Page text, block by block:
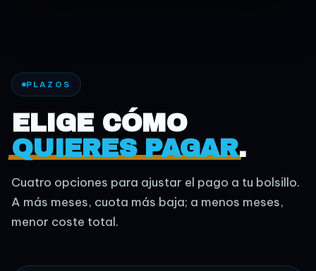
PLAZOS
ELIGE CÓMO
QUIERES PAGAR.
Cuatro opciones para ajustar el pago a tu bolsillo.
A más meses, cuota más baja; a menos meses,
menor coste total.